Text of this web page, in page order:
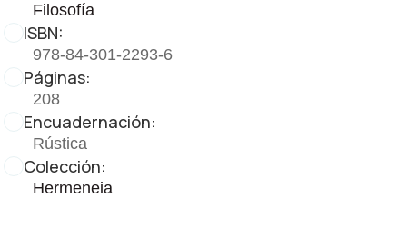
Filosofía
ISBN:
978-84-301-2293-6
Páginas:
208
Encuadernación:
Rústica
Colección:
Hermeneia